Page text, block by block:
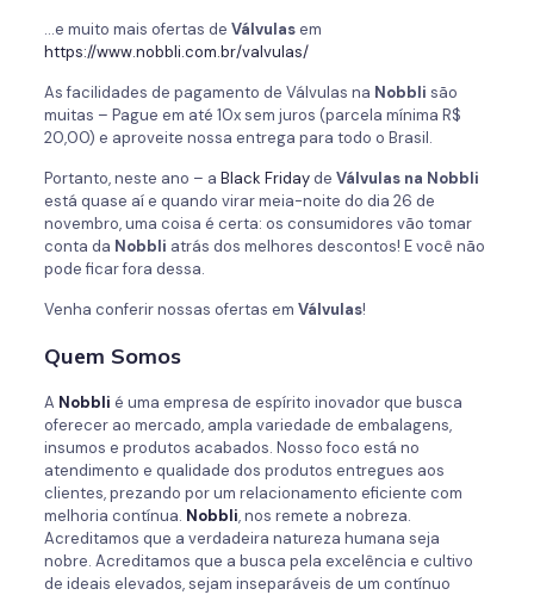
…e muito mais ofertas de Válvulasem
https://www.nobbli.com.br/valvulas/
As facilidades de pagamento de Válvulas na Nobbli são
muitas – Pague em até 10x sem juros (parcela mínima R$
20,00) e aproveite nossa entrega para todo o Brasil.
Portanto, neste ano – a Black Fridayde Válvulas na Nobbli
está quase aí e quando virar meia-noite do dia 26 de
novembro, uma coisa é certa: os consumidores vão tomar
conta da Nobbli atrás dos melhores descontos! E você não
pode ficar fora dessa.
Venha conferir nossas ofertas em Válvulas!
Quem Somos
A Nobbli é uma empresa de espírito inovador que busca
oferecer ao mercado, ampla variedade de embalagens,
insumos e produtos acabados. Nosso foco está no
atendimento e qualidade dos produtos entregues aos
clientes, prezando por um relacionamento eficiente com
melhoria contínua. Nobbli, nos remete a nobreza.
Acreditamos que a verdadeira natureza humana seja
nobre. Acreditamos que a busca pela excelência e cultivo
de ideais elevados, sejam inseparáveis de um contínuo